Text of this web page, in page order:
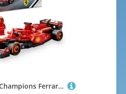
LEGO Speed Champions Ferrari SF-24 F1 Rennauto - Spielzeug Auto 77242